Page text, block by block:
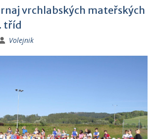
vrchlabských mateřských
tříd
Volejnik